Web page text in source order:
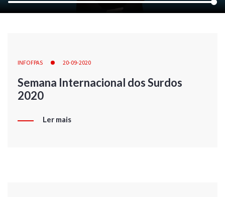
INFOFPAS 20-09-2020
Semana Internacional dos Surdos
2020
Ler mais